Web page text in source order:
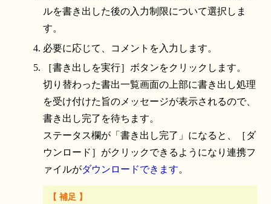
ルを書き出した後の入力制限について選択しま
す。
必要に応じて、コメントを入力します。
［書き出しを実行］ボタンをクリックします。
切り替わった書出一覧画面の上部に書き出し処理
を受け付けた旨のメッセージが表示されるので、
書き出し完了を待ちます。
ステータス欄が「書き出し完了」になると、［ダ
ウンロード］がクリックできるようになり連携フ
ァイルがダウンロードできます。
【 補足 】